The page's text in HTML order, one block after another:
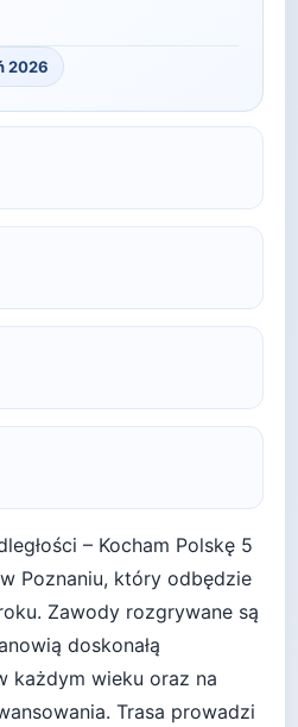
2026
– Kocham Polskę 5
Poznaniu, który odbędzie
Zawody rozgrywane są
doskonałą
każdym wieku oraz na
Trasa prowadzi